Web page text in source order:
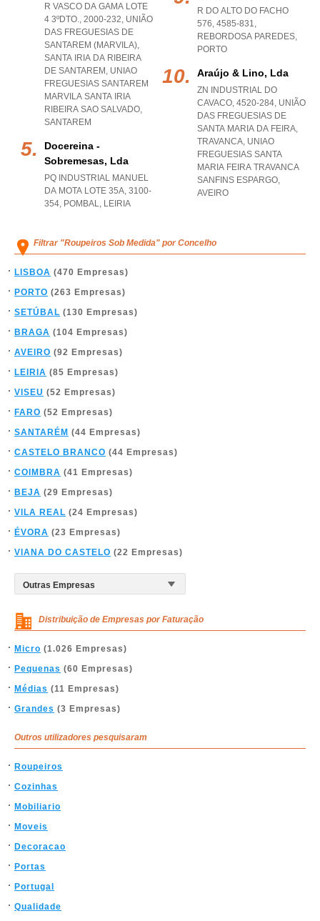
R VASCO DA GAMA LOTE
4 3ºDTO., 2000-232, UNIÃO
DAS FREGUESIAS DE
SANTAREM (MARVILA),
SANTA IRIA DA RIBEIRA
DE SANTAREM , UNIAO
FREGUESIAS SANTAREM
MARVILA SANTA IRIA
RIBEIRA SAO SALVADO,
SANTAREM
Docereina -
Sobremesas, Lda
PQ INDUSTRIAL MANUEL
DA MOTA LOTE 35A, 3100-
354, POMBAL, LEIRIA
R DO ALTO DO FACHO
576, 4585-831,
REBORDOSA PAREDES,
PORTO
Araújo & Lino, Lda
ZN INDUSTRIAL DO
CAVACO, 4520-284, UNIÃO
DAS FREGUESIAS DE
SANTA MARIA DA FEIRA,
TRAVANCA, UNIAO
FREGUESIAS SANTA
MARIA FEIRA TRAVANCA
SANFINS ESPARGO,
AVEIRO
Filtrar "Roupeiros Sob Medida" por Concelho
LISBOA (470 Empresas)
PORTO (263 Empresas)
SETÚBAL (130 Empresas)
BRAGA (104 Empresas)
AVEIRO (92 Empresas)
LEIRIA (85 Empresas)
VISEU (52 Empresas)
FARO (52 Empresas)
SANTARÉM (44 Empresas)
CASTELO BRANCO (44 Empresas)
COIMBRA (41 Empresas)
BEJA (29 Empresas)
VILA REAL (24 Empresas)
ÉVORA (23 Empresas)
VIANA DO CASTELO (22 Empresas)
Distribuição de Empresas por Faturação
Micro (1.026 Empresas)
Pequenas (60 Empresas)
Médias (11 Empresas)
Grandes (3 Empresas)
Outros utilizadores pesquisaram
Roupeiros
Cozinhas
Mobiliario
Moveis
Decoracao
Portas
Portugal
Qualidade